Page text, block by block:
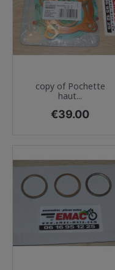
copy of Pochette
haut...
Price
€39.00